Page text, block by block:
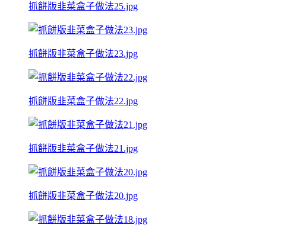
抓餅版韭菜盒子做法25.jpg
抓餅版韭菜盒子做法23.jpg
抓餅版韭菜盒子做法22.jpg
抓餅版韭菜盒子做法21.jpg
抓餅版韭菜盒子做法20.jpg